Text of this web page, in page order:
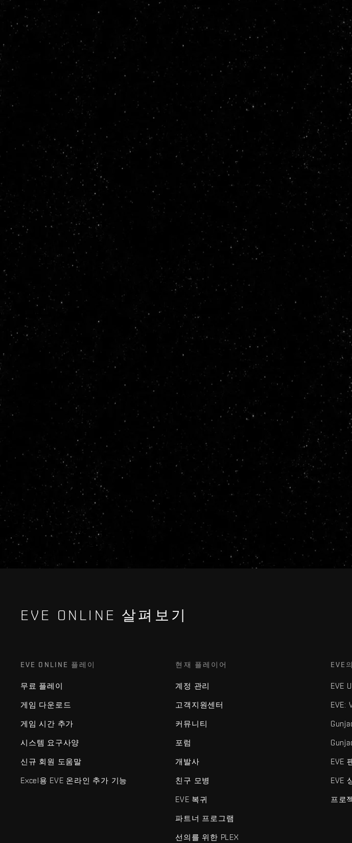
EVE ONLINE 살펴보기
EVE ONLINE 플레이
무료 플레이
게임 다운로드
게임 시간 추가
시스템 요구사양
신규 회원 도움말
Excel용 EVE 온라인 추가 기능
현재 플레이어
계정 관리
고객지원센터
커뮤니티
포럼
개발사
친구 모병
EVE 복귀
파트너 프로그램
선의를 위한 PLEX
EVE
EVE
EVE:
EVE
EVE
프로